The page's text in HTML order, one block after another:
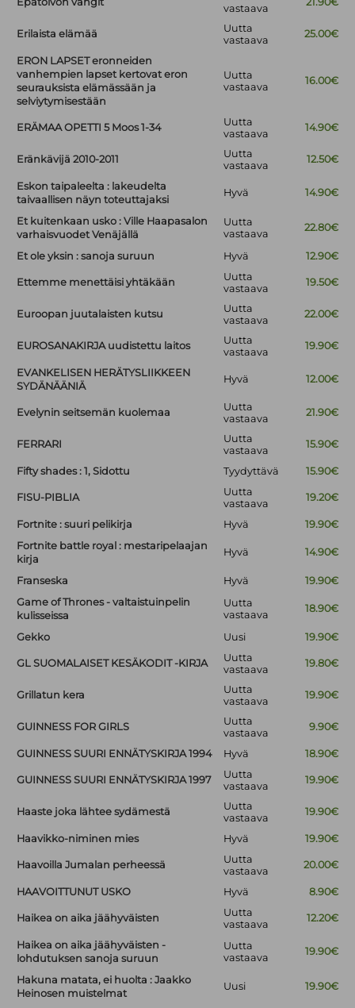
vastaava
Erilaista elämää
Uutta
vastaava
25.00€
ERON LAPSET eronneiden
vanhempien lapset kertovat eron
seurauksista elämässään ja
selviytymisestään
Uutta
vastaava
16.00€
ERÄMAA OPETTI 5 Moos 1-34
Uutta
vastaava
14.90€
Eränkävijä 2010-2011
Uutta
vastaava
12.50€
Eskon taipaleelta : lakeudelta
taivaallisen näyn toteuttajaksi
Hyvä 14.90€
Et kuitenkaan usko : Ville Haapasalon
varhaisvuodet Venäjällä
Uutta
vastaava
22.80€
Et ole yksin : sanoja suruun Hyvä 12.90€
Ettemme menettäisi yhtäkään
Uutta
vastaava
19.50€
Euroopan juutalaisten kutsu
Uutta
vastaava
22.00€
EUROSANAKIRJA uudistettu laitos
Uutta
vastaava
19.90€
EVANKELISEN HERÄTYSLIIKKEEN
SYDÄNÄÄNIÄ
Hyvä 12.00€
Evelynin seitsemän kuolemaa
Uutta
vastaava
21.90€
FERRARI
Uutta
vastaava
15.90€
Fifty shades : 1, Sidottu Tyydyttävä 15.90€
FISU-PIBLIA
Uutta
vastaava
19.20€
Fortnite : suuri pelikirja Hyvä
19.90€
Fortnite battle royal : mestaripelaajan
kirja
Hyvä 14.90€
Franseska Hyvä
19.90€
Game of Thrones - valtaistuinpelin
kulisseissa
Uutta
vastaava
18.90€
Gekko Uusi 19.90€
GL SUOMALAISET KESÄKODIT -KIRJA
Uutta
vastaava
19.80€
Grillatun kera
Uutta
vastaava
19.90€
GUINNESS FOR GIRLS
Uutta
vastaava
9.90€
GUINNESS SUURI ENNÄTYSKIRJA 1994 Hyvä 18.90€
GUINNESS SUURI ENNÄTYSKIRJA 1997
Uutta
vastaava
19.90€
Haaste joka lähtee sydämestä
Uutta
vastaava
19.90€
Haavikko-niminen mies Hyvä 19.90€
Haavoilla Jumalan perheessä
Uutta
vastaava
20.00€
HAAVOITTUNUT USKO Hyvä 8.90€
Haikea on aika jäähyväisten
Uutta
vastaava
12.20€
Haikea on aika jäähyväisten -
lohdutuksen sanoja suruun
Uutta
vastaava
19.90€
Hakuna matata, ei huolta : Jaakko
Heinosen muistelmat
Uusi 19.90€